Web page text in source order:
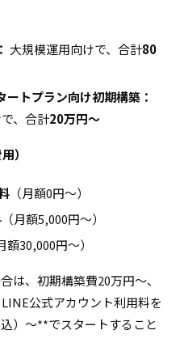
大規模運用向けで、合計80
トプラン向け初期構築：
、合計20万円〜
）
（月額0円〜）
（月額5,000円〜）
額30,000円〜）
は、初期構築費20万円〜、
公式アカウント利用料を
）〜**でスタートすること